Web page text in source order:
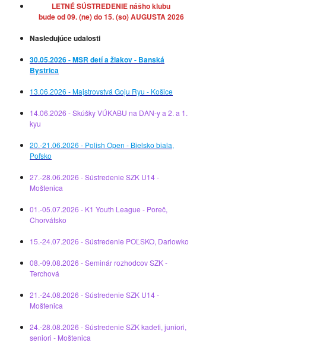
LETNÉ SÚSTREDENIE nášho klubu
bude od 09. (ne) do 15. (so) AUGUSTA 2026
Nasledujúce udalosti
30.05.2026 - MSR detí a žiakov - Banská
Bystrica
13.06.2026 - Majstrovstvá Goju Ryu - Košice
14.06.2026 - Skúšky VÚKABU na DAN-y a 2. a 1.
kyu
20.-21.06.2026 - Polish Open - Bielsko biala,
Poľsko
27.-28.06.2026 - Sústredenie SZK U14 -
Moštenica
01.-05.07.2026 - K1 Youth League - Poreč,
Chorvátsko
15.-24.07.2026 - Sústredenie POĽSKO, Darlowko
08.-09.08.2026 - Seminár rozhodcov SZK -
Terchová
21.-24.08.2026 - Sústredenie SZK U14 -
Moštenica
24.-28.08.2026 - Sústredenie SZK kadeti, juniori,
seniori - Moštenica